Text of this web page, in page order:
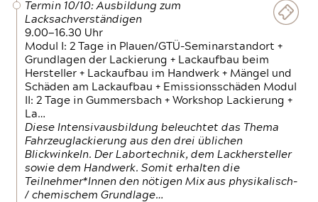
Termin 10/10: Ausbildung zum
Lacksachverständigen
9.00—16.30 Uhr
Modul I: 2 Tage in Plauen/GTÜ-Seminarstandort +
Grundlagen der Lackierung + Lackaufbau beim
Hersteller + Lackaufbau im Handwerk + Mängel und
Schäden am Lackaufbau + Emissionsschäden Modul
II: 2 Tage in Gummersbach + Workshop Lackierung +
La…
Diese Intensivausbildung beleuchtet das Thema
Fahrzeuglackierung aus den drei üblichen
Blickwinkeln. Der Labortechnik, dem Lackhersteller
sowie dem Handwerk. Somit erhalten die
Teilnehmer*Innen den nötigen Mix aus physikalisch-
/ chemischem Grundlage…